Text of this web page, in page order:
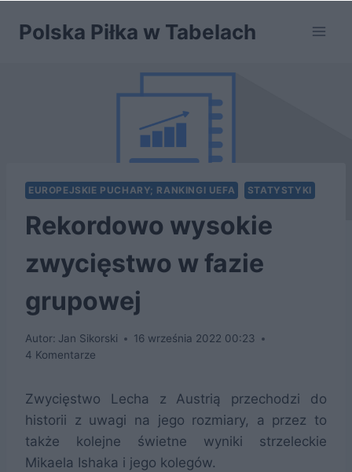
Polska Piłka w Tabelach
EUROPEJSKIE PUCHARY; RANKINGI UEFA STATYSTYKI
Rekordowo wysokie
zwycięstwo w fazie
grupowej
Autor: Jan Sikorski
16 września 2022 00:23
4 Komentarze
Zwycięstwo Lecha z Austrią przechodzi do
historii z uwagi na jego rozmiary, a przez to
także kolejne świetne wyniki strzeleckie
Mikaela Ishaka i jego kolegów.